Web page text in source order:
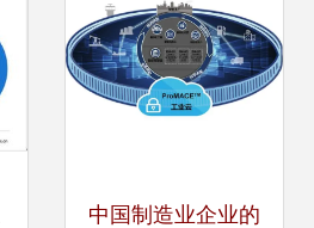
中国制造业企业的